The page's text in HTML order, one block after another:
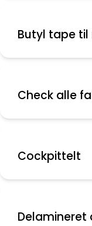
Butyl tape til
Check alle
Cockpittelt
Delamineret